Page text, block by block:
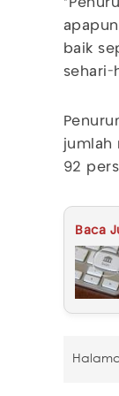
baik
sehari-
jumlah
92
Baca